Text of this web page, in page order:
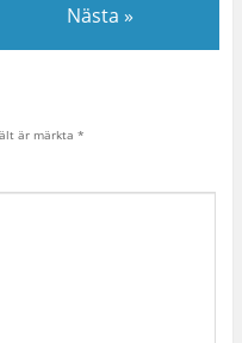
Nästa »
är märkta *